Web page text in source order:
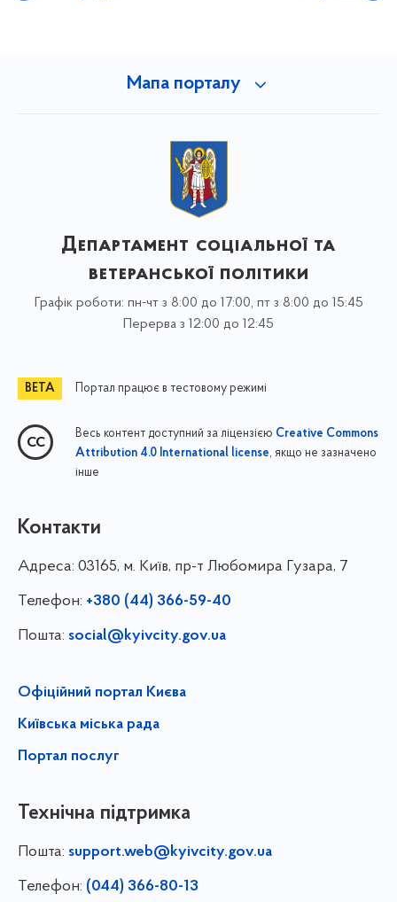
Мапа порталу
Департамент соціальної та
ветеранської політики
Графік роботи: пн-чт з 8:00 до 17:00, пт з 8:00 до 15:45
Перерва з 12:00 до 12:45
Портал працює в тестовому режимі
Весь контент доступний за ліцензією Creative Commons
Attribution 4.0 International license, якщо не зазначено
інше
Контакти
Адреса: 03165, м. Київ, пр-т Любомира Гузара, 7
Телефон: +380 (44) 366-59-40
Пошта: social@kyivcity.gov.ua
Офіційний портал Києва
Київська міська рада
Портал послуг
Технічна підтримка
Пошта: support.web@kyivcity.gov.ua
Телефон: (044) 366-80-13